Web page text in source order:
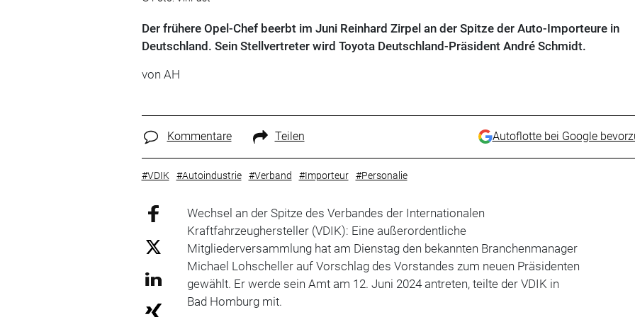
Der frühere Opel-Chef beerbt im Juni Reinhard Zirpel an der Spitze der Auto-Importeure in
Deutschland. Sein Stellvertreter wird Toyota Deutschland-Präsident André Schmidt.
von AH
Kommentare Teilen Autoflotte bei Google
#VDIK #Autoindustrie #Verband #Importeur #Personalie
Wechsel an der Spitze des Verbandes der Internationalen
Kraftfahrzeughersteller (VDIK): Eine außerordentliche
Mitgliederversammlung hat am Dienstag den bekannten Branchenmanager
Michael Lohscheller auf Vorschlag des Vorstandes zum neuen Präsidenten
gewählt. Er werde sein Amt am 12. Juni 2024 antreten, teilte der VDIK in
Bad Homburg mit.